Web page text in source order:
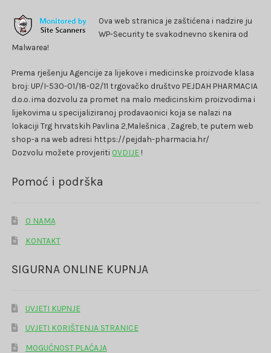
Ova web stranica je zaštićena i nadzire ju
WP-Security te svakodnevno skenira od
Malwarea!
Prema rješenju Agencije za lijekove i medicinske proizvode klasa
broj: UP/I-530-01/18-02/11 trgovačko društvo PEJDAH PHARMACIA
d.o.o. ima dozvolu za promet na malo medicinskim proizvodima i
lijekovima u specijaliziranoj prodavaonici koja se nalazi na
lokaciji Trg hrvatskih Pavlina 2,Malešnica , Zagreb, te putem web
shop-a na web adresi https://pejdah-pharmacia.hr/
Dozvolu možete provjeriti OVDIJE !
Pomoć i podrška
O NAMA
KONTAKT
SIGURNA ONLINE KUPNJA
UVJETI KUPNJE
UVJETI KORIŠTENJA STRANICE
MOGUĆNOST PLAĆAJA